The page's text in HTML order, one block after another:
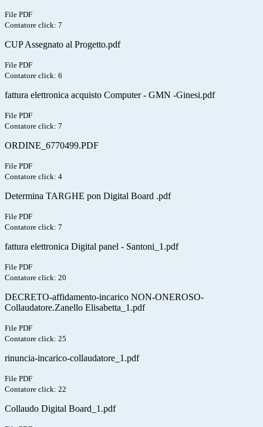
File PDF
Contatore click: 7
CUP Assegnato al Progetto.pdf
File PDF
Contatore click: 6
fattura elettronica acquisto Computer - GMN -Ginesi.pdf
File PDF
Contatore click: 7
ORDINE_6770499.PDF
File PDF
Contatore click: 4
Determina TARGHE pon Digital Board .pdf
File PDF
Contatore click: 7
fattura elettronica Digital panel - Santoni_1.pdf
File PDF
Contatore click: 20
DECRETO-affidamento-incarico NON-ONEROSO-
Collaudatore.Zanello Elisabetta_1.pdf
File PDF
Contatore click: 25
rinuncia-incarico-collaudatore_1.pdf
File PDF
Contatore click: 22
Collaudo Digital Board_1.pdf